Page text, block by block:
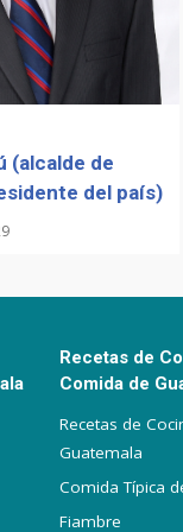
(alcalde de
del país)
Recetas de
Comida de
Recetas de
Guatemala
Comida Típica
Fiambre